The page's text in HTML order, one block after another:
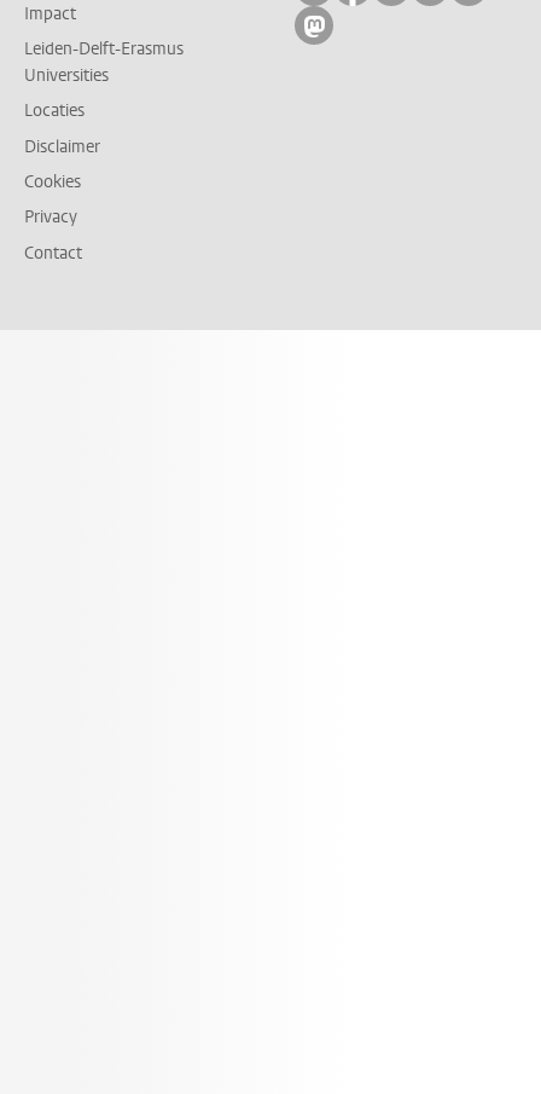
Impact
Leiden-Delft-Erasmus
Universities
Locaties
Disclaimer
Cookies
Privacy
Contact
Volg ons op mastodon